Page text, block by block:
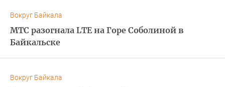
Вокруг Байкала
МТС разогнала LTE на Горе Соболиной в
Байкальске
Вокруг Байкала